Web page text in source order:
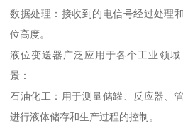
数据处理：接收到的电信号经过处理
位高度。
液位变送器广泛应用于各个工业领
景：
石油化工：用于测量储罐、反应器、
进行液体储存和生产过程的控制。